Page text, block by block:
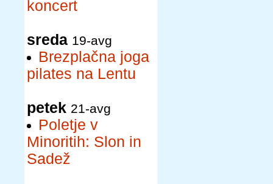
koncert
sreda 19-avg
Brezplačna joga
pilates na Lentu
petek 21-avg
Poletje v
Minoritih: Slon in
Sadež